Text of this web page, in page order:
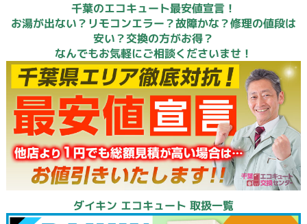
千葉のエコキュート最安値宣言！
お湯が出ない？リモコンエラー？故障かな？修理の値段は
安い？交換の方がお得？
なんでもお気軽にご相談くださいませ！
ダイキン エコキュート 取扱一覧